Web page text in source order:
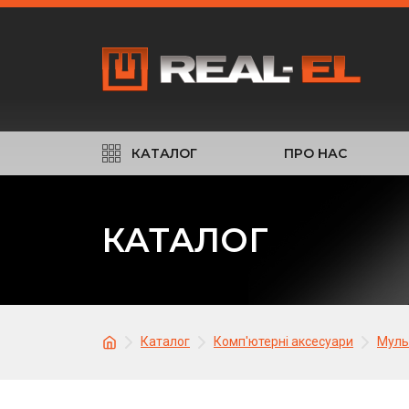
КАТАЛОГ ПРО НАС
КАТАЛОГ
Каталог Комп'ютерні аксесуари